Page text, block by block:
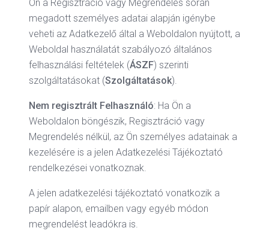
Ön a Regisztráció vagy Megrendelés során
megadott személyes adatai alapján igénybe
veheti az Adatkezelő által a Weboldalon nyújtott, a
Weboldal használatát szabályozó általános
felhasználási feltételek (ÁSZF) szerinti
szolgáltatásokat (Szolgáltatások).
Nem regisztrált Felhasználó: Ha Ön a
Weboldalon böngészik, Regisztráció vagy
Megrendelés nélkül, az Ön személyes adatainak a
kezelésére is a jelen Adatkezelési Tájékoztató
rendelkezései vonatkoznak.
A jelen adatkezelési tájékoztató vonatkozik a
papír alapon, emailben vagy egyéb módon
megrendelést leadókra is.